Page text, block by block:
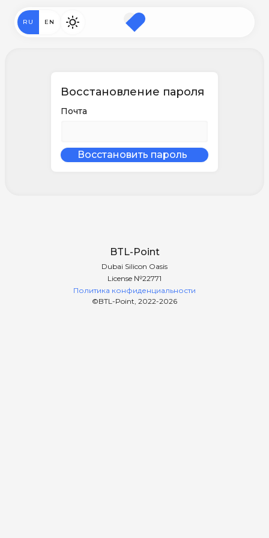
RU EN
Восстановление пароля
Почта
BTL-Point
Dubai Silicon Oasis
License №22771
Политика конфиденциальности
©BTL-Point, 2022-2026